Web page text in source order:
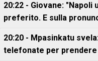
20:22 - Giovane:
preferito. E sulla
20:20 - Mpasinkatu
telefonate per